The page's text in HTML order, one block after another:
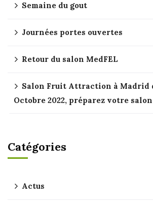
Semaine du gout
Journées portes ouvertes
Retour du salon MedFEL
Salon Fruit Attraction à Madrid
Octobre 2022, préparez votre
Catégories
Actus